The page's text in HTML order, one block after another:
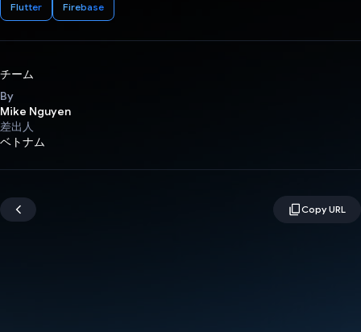
Flutter Firebase
チーム
By
Mike Nguyen
差出人
ベトナム